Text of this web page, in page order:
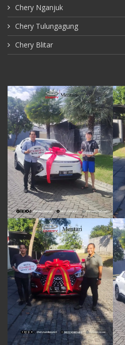
Chery Nganjuk
Chery Tulungagung
Chery Blitar